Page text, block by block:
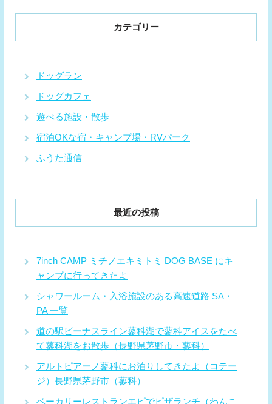
カテゴリー
ドッグラン
ドッグカフェ
遊べる施設・散歩
宿泊OKな宿・キャンプ場・RVパーク
ふうた通信
最近の投稿
7inch CAMP ミチノエキミトミ DOG BASE にキ
ャンプに行ってきたよ
シャワールーム・入浴施設のある高速道路 SA・
PA 一覧
道の駅ビーナスライン蓼科湖で蓼科アイスをたべ
て蓼科湖をお散歩（長野県茅野市・蓼科）
アルトピアーノ蓼科にお泊りしてきたよ（コテー
ジ）長野県茅野市（蓼科）
ベーカリーレストランエピでピザランチ（わんこ